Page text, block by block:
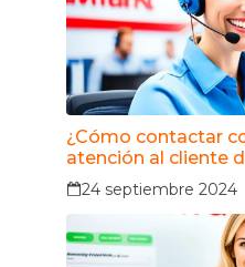
¿Cómo contactar
atención al cliente
24 septiembre 2024